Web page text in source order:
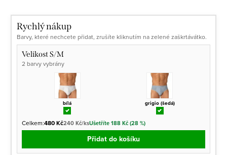
Rychlý nákup
Barvy, které nechcete přidat, zrušíte kliknutím na zelené zaškrtávátko.
Velikost S/M
2 barvy vybrány
bílá grigio (šedá)
Celkem:480 Kč240 Kč/ksUšetříte 188 Kč (28 %)
Přidat do košíku